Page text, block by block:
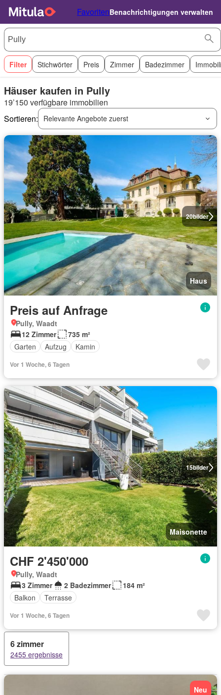
FavoritenBenachrichtigungen verwalten
Filter Stichwörter Preis Zimmer Badezimmer
Häuser kaufen in Pully
19’150 verfügbare immobilien
Sortieren:
Relevante Angebote zuerst
20bilder
Haus
Preis auf Anfrage
Pully, Waadt
12 Zimmer
735 m²
Garten
Aufzug Kamin
Vor 1 Woche, 6 Tagen
15bilder
Maisonette
CHF 2'450'000
Pully, Waadt
3 Zimmer
2 Badezimmer
184 m²
Balkon
Terrasse
Vor 1 Woche, 6 Tagen
6 zimmer
2455 ergebnisse
Neu